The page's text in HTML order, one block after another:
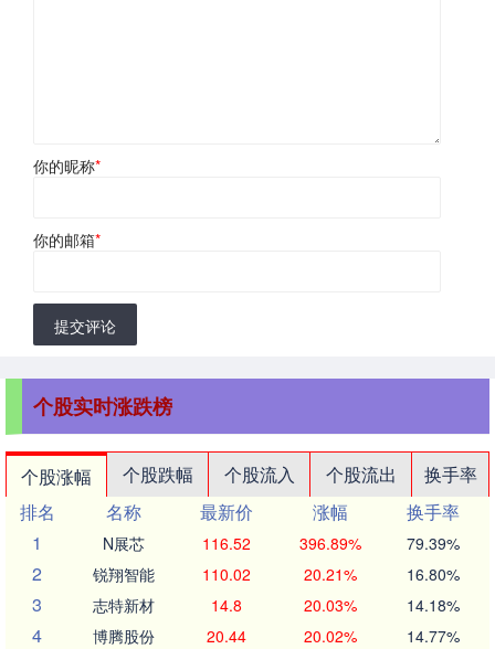
你的昵称*
你的邮箱*
提交评论
个股实时涨跌榜
个股涨幅 个股跌幅 个股流入 个股流出
换手率
排名
名称 最新价 涨幅
换手率
1
N展芯 116.52 396.89% 79.39%
2 锐翔智能 110.02 20.21% 16.80%
3 志特新材 14.8 20.03% 14.18%
4 博腾股份 20.44 20.02% 14.77%